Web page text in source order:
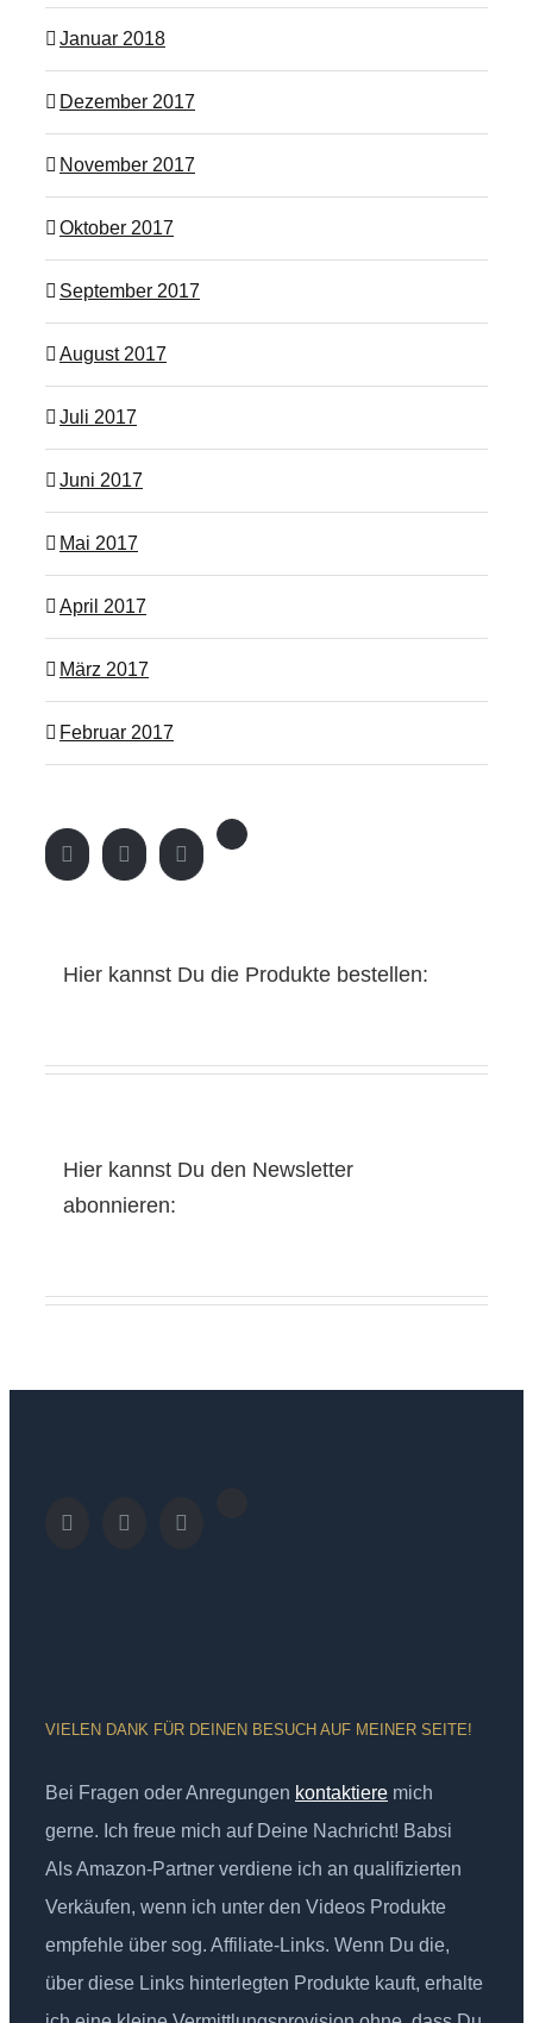
Januar 2018
Dezember 2017
November 2017
Oktober 2017
September 2017
August 2017
Juli 2017
Juni 2017
Mai 2017
April 2017
März 2017
Februar 2017
Hier kannst Du die Produkte bestellen:
Hier kannst Du den Newsletter
abonnieren:
VIELEN DANK FÜR DEINEN BESUCH AUF MEINER SEITE!
Bei Fragen oder Anregungen kontaktiere mich
gerne. Ich freue mich auf Deine Nachricht! Babsi
Als Amazon-Partner verdiene ich an qualifizierten
Verkäufen, wenn ich unter den Videos Produkte
empfehle über sog. Affiliate-Links. Wenn Du die,
über diese Links hinterlegten Produkte kauft, erhalte